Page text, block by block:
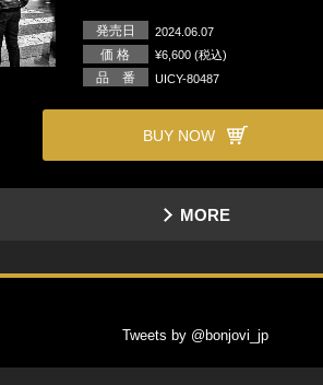
発売日 2024.06.07
価 格 ¥6,600 (税込)
品 番 UICY-80487
BUY NOW
MORE
Tweets by @bonjovi_jp